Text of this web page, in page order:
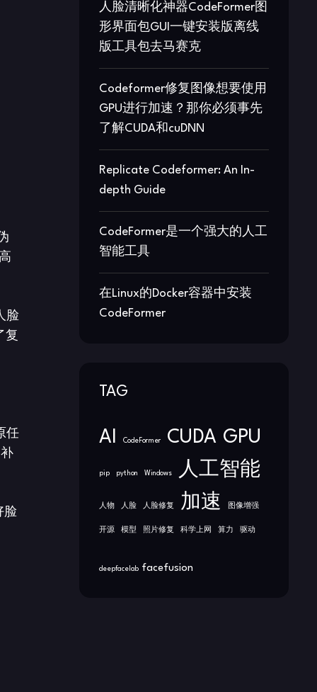
脸
复
任
脸
人脸清晰化神器CodeFormer图
形界面包GUI一键安装版离线
版工具包去马赛克
Codeformer修复图像想要使用
GPU进行加速？那你必须事先
了解CUDA和cuDNN
Replicate Codeformer: An In-
depth Guide
CodeFormer是一个强大的人工
智能工具
在Linux的Docker容器中安装
CodeFormer
TAG
AI CodeFormer CUDA GPU
pip python Windows 人工智能
人物 人脸 人脸修复 加速 图像增强
开源 模型 照片修复 科学上网 算力 驱动
deepfacelab facefusion